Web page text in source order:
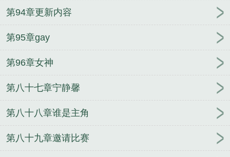
第94章更新内容
第95章gay
第96章女神
第八十七章宁静馨
第八十八章谁是主角
第八十九章邀请比赛